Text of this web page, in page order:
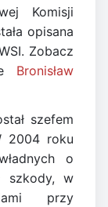
Komisji
opisana
Zobacz
Bronisław
szefem
2004 roku
o
szkody, w
przy